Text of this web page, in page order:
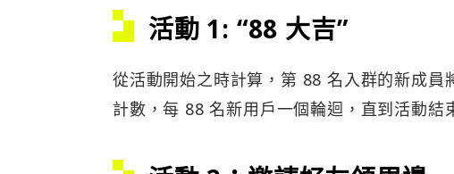
活動 1: “88 大吉”
從活動開始之時計算，第 88 名入群的新成
計數，每 88 名新用戶一個輪迴，直到活動結